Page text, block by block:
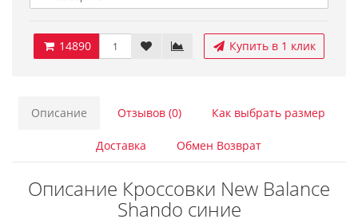
14890 Купить в 1 клик
Описание Отзывов (0) Как выбрать размер
Доставка Обмен Возврат
Описание Кроссовки New Balance
Shando синие